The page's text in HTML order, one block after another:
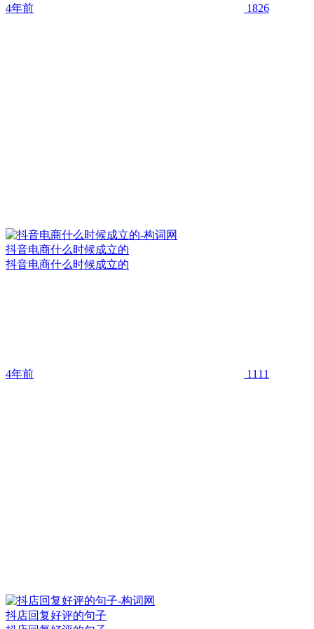
4年前 1826
抖音电商什么时候成立的
抖音电商什么时候成立的
4年前 1111
抖店回复好评的句子